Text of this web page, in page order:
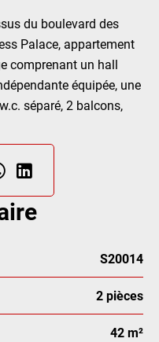
du boulevard des
Palace, appartement
comprenant un hall
équipée, une
séparé, 2 balcons,
S20014
2 pièces
42 m²